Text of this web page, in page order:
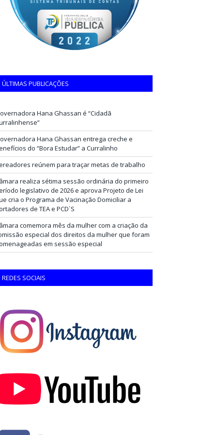
ÚLTIMAS PUBLICAÇÕES
Hana Ghassan é “Cidadã
Hana Ghassan entrega creche e
do “Bora Estudar” a Curralinho
reúnem para traçar metas de trabalho
realiza sétima sessão ordinária do primeiro
legislativo de 2026 e aprova Projeto de Lei
cria o Programa de Vacinação Domiciliar a
de TEA e PCD`S
comemora mês da mulher com a criação da
especial dos direitos da mulher que foram
em sessão especial
REDES SOCIAIS